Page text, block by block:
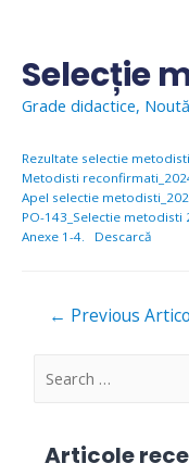
contentSelecție
Grade didactice,
Rezultate selectie
Metodisti
Apel selectie
PO-143_Selectie metodisti
Anexe 1-4.
Descarcă
Navigare
← Previous
S
Articole